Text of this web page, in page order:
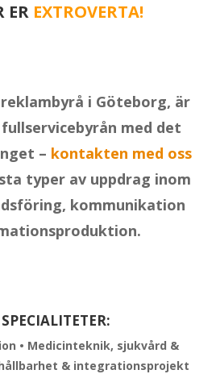
ER EXTROVERTA!
i Göteborg, är
med det
– kontakten med oss
typer av uppdrag inom
kommunikation
• Medicinteknik, sjukvård &
& integrationsprojekt